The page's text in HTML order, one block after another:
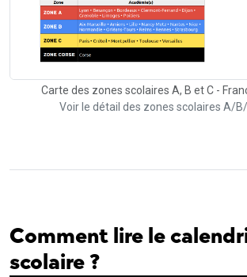
Carte des zones scolaires A, B et C -
Voir le détail des zones scolaires A/
Comment lire le
scolaire ?